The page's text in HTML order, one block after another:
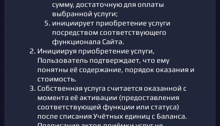
сумму, достаточную для оплаты
выбранной услуги;
инициирует приобретение услуги
посредством соответствующего
функционала Сайта.
Инициируя приобретение услуги,
Пользователь подтверждает, что ему
понятны её содержание, порядок оказания и
стоимость.
Собственная услуга считается оказанной с
момента её активации (предоставления
соответствующей функции или статуса)
после списания Учётных единиц с Баланса.